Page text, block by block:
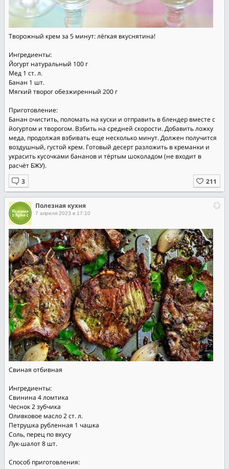
Творожный крем за 5 минут: лёгкая вкуснятина!
Ингредиенты:
Йогурт натуральный 100 г
Мед 1 ст. л.
Банан 1 шт.
Мягкий творог обезжиренный 200 г
Приготовление:
Банан очистить, поломать на куски и отправить в блендер вместе с
йогуртом и творогом. Взбить на средней скорости. Добавить ложку
меда, продолжая взбивать еще несколько минут. Должен получится
воздушный, густой крем. Готовый десерт разложить в креманки и
украсить кусочками бананов и тёртым шоколадом (не входит в
расчёт БЖУ).
Полезная кухня
7 апреля 2023 в 17:10
Свиная отбивная
Ингредиенты:
Свинина 4 ломтика
Чеснок 2 зубчика
Оливковое масло 2 ст. л.
Петрушка рубленная 1 чашка
Соль, перец по вкусу
Лук-шалот 8 шт.
Способ приготовления: